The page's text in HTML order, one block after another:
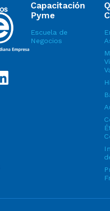
Capacitación
Pyme
Escuela de
Negocios